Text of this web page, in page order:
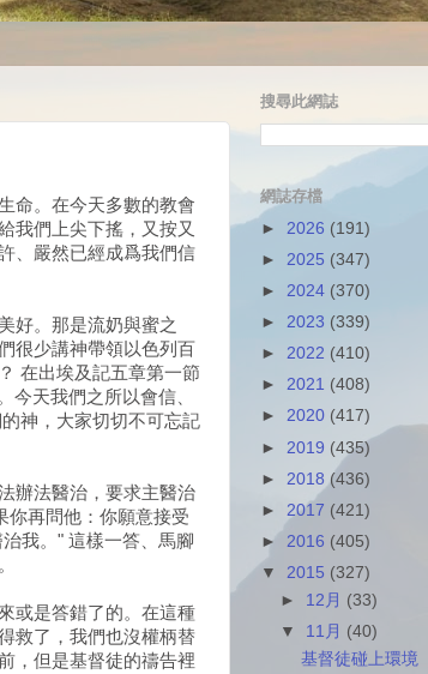
命。在今天多數的教會
我們上尖下搖，又按又
、嚴然已經成爲我們信
好。那是流奶與蜜之
很少講神帶領以色列百
在出埃及記五章第一節
今天我們之所以會信、
神，大家切切不可忘記
辦法醫治，要求主醫治
你再問他：你願意接受
我。" 這樣一答、馬腳
或是答錯了的。在這種
救了，我們也沒權柄替
，但是基督徒的禱告裡
搜尋此網誌
網誌存檔
► 2026 (191)
► 2025 (347)
► 2024 (370)
► 2023 (339)
► 2022 (410)
► 2021 (408)
► 2020 (417)
► 2019 (435)
► 2018 (436)
► 2017 (421)
► 2016 (405)
▼ 2015 (327)
► 12月 (33)
▼ 11月 (40)
基督徒碰上環境